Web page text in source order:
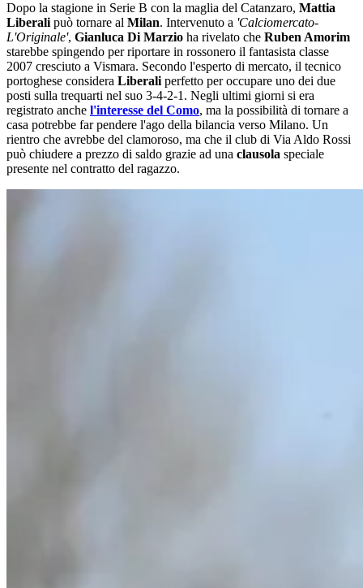
Dopo la stagione in Serie B con la maglia del Catanzaro, Mattia
Liberali può tornare al Milan. Intervenuto a 'Calciomercato-
L'Originale', Gianluca Di Marzio ha rivelato che Ruben Amorim
starebbe spingendo per riportare in rossonero il fantasista classe
2007 cresciuto a Vismara. Secondo l'esperto di mercato, il tecnico
portoghese considera Liberali perfetto per occupare uno dei due
posti sulla trequarti nel suo 3-4-2-1. Negli ultimi giorni si era
registrato anche l'interesse del Como, ma la possibilità di tornare a
casa potrebbe far pendere l'ago della bilancia verso Milano. Un
rientro che avrebbe del clamoroso, ma che il club di Via Aldo Rossi
può chiudere a prezzo di saldo grazie ad una clausola speciale
presente nel contratto del ragazzo.